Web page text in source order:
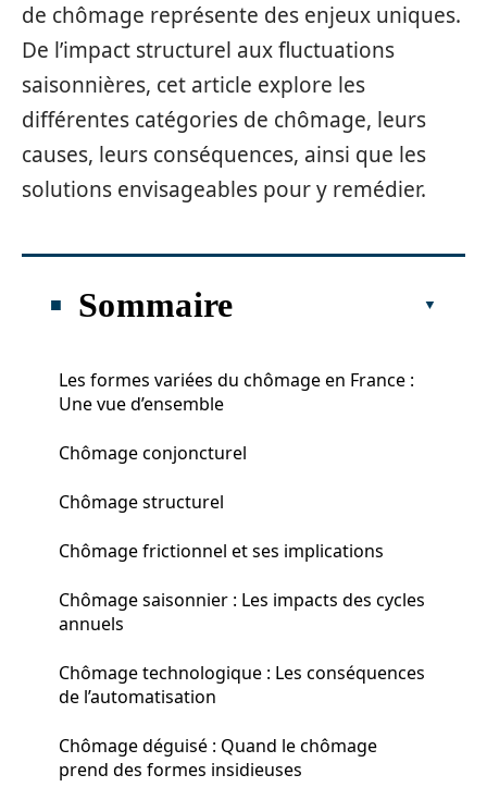
de chômage représente des enjeux uniques.
De l’impact structurel aux fluctuations
saisonnières, cet article explore les
différentes catégories de chômage, leurs
causes, leurs conséquences, ainsi que les
solutions envisageables pour y remédier.
Sommaire
Les formes variées du chômage en France :
Une vue d’ensemble
Chômage conjoncturel
Chômage structurel
Chômage frictionnel et ses implications
Chômage saisonnier : Les impacts des cycles
annuels
Chômage technologique : Les conséquences
de l’automatisation
Chômage déguisé : Quand le chômage
prend des formes insidieuses